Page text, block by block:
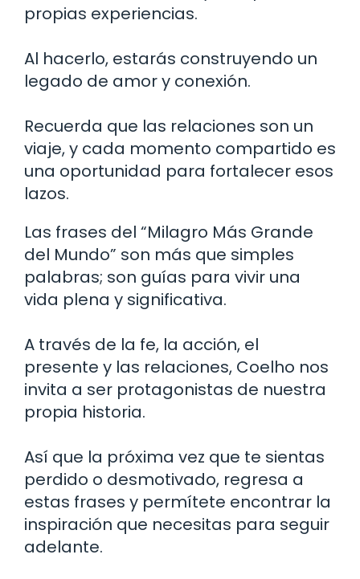
propias experiencias.
Al hacerlo, estarás construyendo un
legado de amor y conexión.
Recuerda que las relaciones son un
viaje, y cada momento compartido es
una oportunidad para fortalecer esos
lazos.
Las frases del “Milagro Más Grande
del Mundo” son más que simples
palabras; son guías para vivir una
vida plena y significativa.
A través de la fe, la acción, el
presente y las relaciones, Coelho nos
invita a ser protagonistas de nuestra
propia historia.
Así que la próxima vez que te sientas
perdido o desmotivado, regresa a
estas frases y permítete encontrar la
inspiración que necesitas para seguir
adelante.